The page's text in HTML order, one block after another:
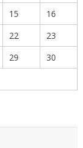
15
16
22
23
29
30